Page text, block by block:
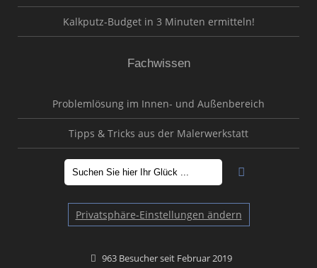
Kalkputz-Budget in 3 Minuten ermitteln!
Fachwissen
Problemlösung im Innen- und Außenbereich
Tipps & Tricks aus der Malerwerkstatt
Privatsphäre-Einstellungen ändern
963 Besucher seit Februar 2019